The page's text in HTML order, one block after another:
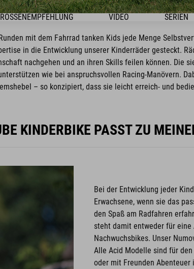
VIDEO SERIEN
mit dem Fahrrad tanken Kids jede Menge
in die Entwicklung unserer Kinderräder gesteckt.
nachgehen und an ihren Skills feilen können. Die
wie bei anspruchsvollen Racing-Manövern.
– so konzipiert, dass sie leicht erreich- und
KINDERBIKE PASST ZU
Bei der Entwicklung jeder
Erwachsene, wenn sie das
den Spaß am Radfahren
steht damit entweder für
Nachwuchsbikes. Unser
Alle Acid Modelle sind für
oder mit Freunden